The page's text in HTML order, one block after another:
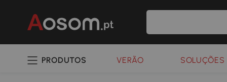
PRODUTOS VERÃO SOLUÇÕES